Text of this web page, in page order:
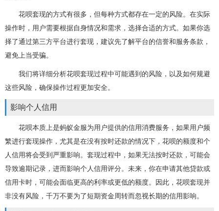
花呗套现的方式有很多，但每种方式都存在一定的风险。在实际
操作时，用户需要根据自身情况和需求，选择合适的方式。如果你选
择了通过第三方平台进行套现，建议先了解平台的信誉和服务条款，
避免上当受骗。
我们将详细分析花呗套现过程中可能遇到的风险，以及如何规避
这些风险，确保操作过程更加安全。
影响个人信用
花呗本质上是蚂蚁金服为用户提供的信用消费服务，如果用户频
繁进行套现操作，尤其是在没有按时还款的情况下，花呗的额度和个
人信用将会受到严重影响。套现过程中，如果无法按时还款，可能会
导致逾期记录，进而影响个人信用评分。未来，你在申请其他贷款或
信用卡时，可能会面临更高的利率或更低的额度。因此，花呗套现并
非没有风险，千万不要为了短期资金周转而忽视长期的信用影响。